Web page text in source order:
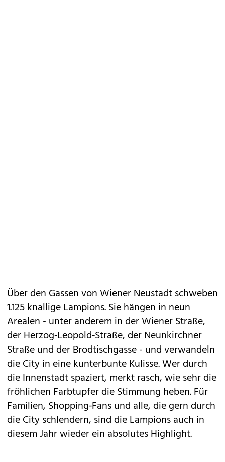
Über den Gassen von Wiener Neustadt schweben
1.125 knallige Lampions. Sie hängen in neun
Arealen - unter anderem in der Wiener Straße,
der Herzog‑Leopold‑Straße, der Neunkirchner
Straße und der Brodtischgasse - und verwandeln
die City in eine kunterbunte Kulisse. Wer durch
die Innenstadt spaziert, merkt rasch, wie sehr die
fröhlichen Farbtupfer die Stimmung heben. Für
Familien, Shopping‑Fans und alle, die gern durch
die City schlendern, sind die Lampions auch in
diesem Jahr wieder ein absolutes Highlight.